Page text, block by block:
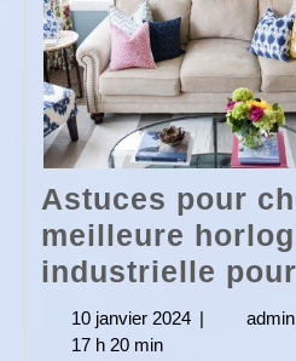
Astuces pour
meilleure
industrielle
10 janvier 2024 10
| admin
17 h 20 min